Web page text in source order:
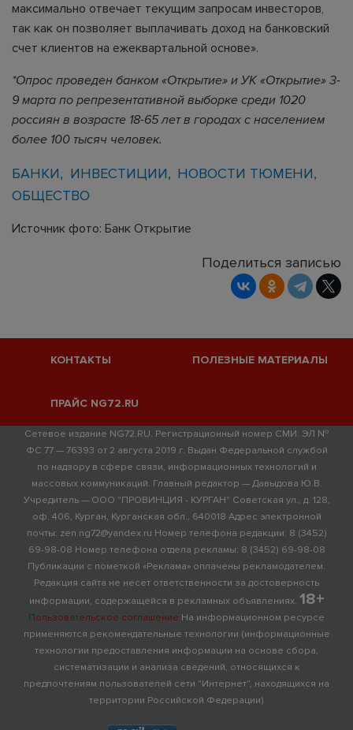
максимально отвечает текущим запросам инвесторов,
так как он позволяет выплачивать доход на банковский
счет клиентов на ежеквартальной основе».
*Опрос проведен банком «Открытие» и УК «Открытие» 3-
9 марта по репрезентативной выборке среди 1020
россиян в возрасте 18-65 лет в городах с населением
более 100 тысяч человек.
БАНКИ ИНВЕСТИЦИИ
НОВОСТИ ТЮМЕНИ
ОБЩЕСТВО
Источник фото: Банк Открытие
Поделиться записью
КОНТАКТЫ ПОЛЕЗНЫЕ МАТЕРИАЛЫ
ПРАЙС NG72.RU
Сетевое издание NG72.RU. Регистрационный номер СМИ: ЭЛ №
ФС 77 — 76393 от 2 августа 2019 г. Выдан Федеральной службой
по надзору в сфере связи, информационных технологий и
массовых коммуникаций. Главный редактор — Давыдова Ю.В.
Учредитель — ООО "ПРОВИНЦИЯ - КУРГАН" Советская ул., д. 128,
оф. 406, Курган, Курганская обл., 640018 Адрес электронной
почты: zen.ng72@yandex.ru Номер телефона редакции: 8 (3452)
69-98-08 Номер телефона отдела рекламы: 8 (3452) 69-98-08
Публикации с пометкой «Реклама» оплачены рекламодателем.
Редакция сайта не несет ответственности за достоверность
информации, содержащейся в рекламных объявлениях. 18+
Пользовательское соглашение На информационном ресурсе
применяются рекомендательные технологии (информационные
технологии предоставления информации на основе сбора,
систематизации и анализа сведений, относящихся к
предпочтениям пользователей сети "Интернет", находящихся на
территории Российской Федерации)